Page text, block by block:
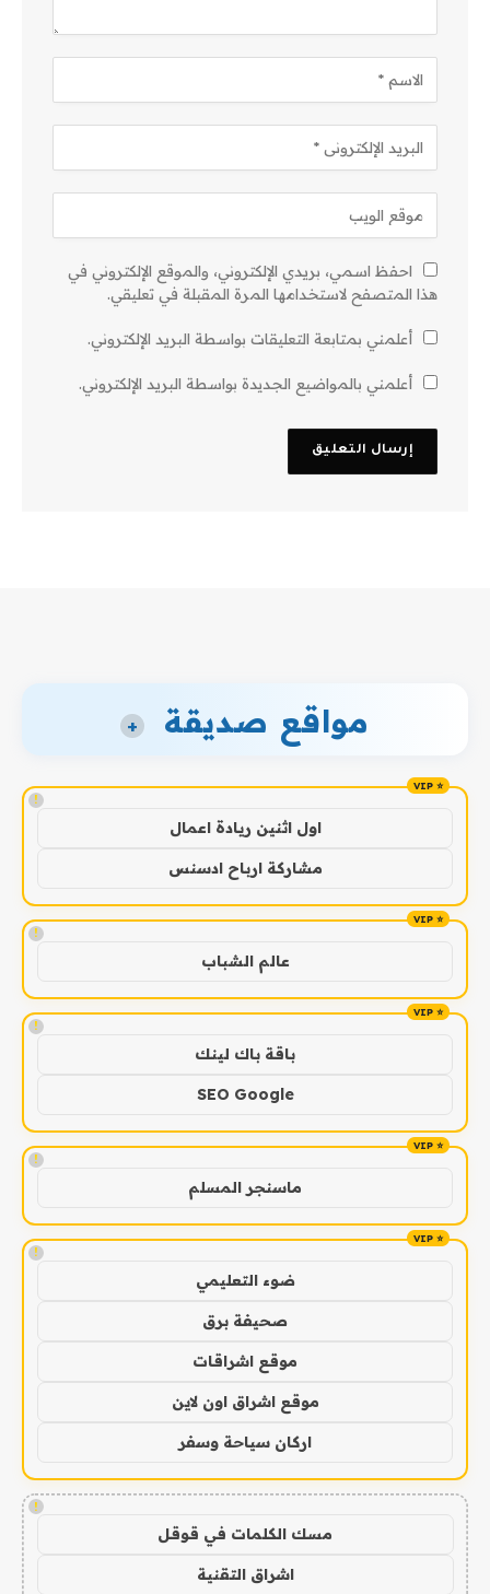
احفظ اسمي، بريدي الإلكتروني، والموقع الإلكتروني في
هذا المتصفح لاستخدامها المرة المقبلة في تعليقي.
أعلمني بمتابعة التعليقات بواسطة البريد الإلكتروني.
أعلمني بالمواضيع الجديدة بواسطة البريد الإلكتروني.
مواقع صديقة +
!
اول اثنين ريادة اعمال
مشاركة ارباح ادسنس
!
عالم الشباب
!
باقة باك لينك
SEO Google
!
ماسنجر المسلم
!
ضوء التعليمي
صحيفة برق
موقع اشراقات
موقع اشراق اون لاين
اركان سياحة وسفر
!
مسك الكلمات في قوقل
اشراق التقنية